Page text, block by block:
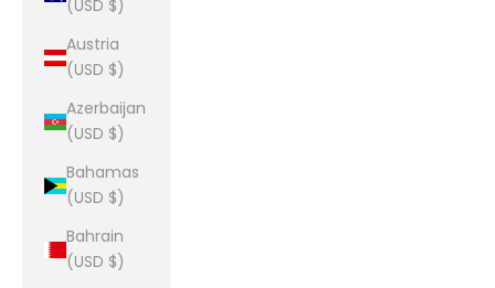
(USD $)
Austria
(USD $)
Azerbaijan
(USD $)
Bahamas
(USD $)
Bahrain
(USD $)